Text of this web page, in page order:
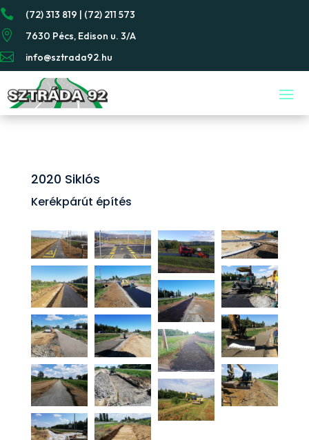
 (72) 313 819 | (72) 211 573
 7630 Pécs, Edison u. 3/A
 info@sztrada92.hu
2020 Siklós
Kerékpárút építés